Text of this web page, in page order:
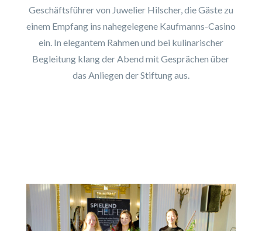
Geschäftsführer von Juwelier Hilscher, die Gäste zu
einem Empfang ins nahegelegene Kaufmanns-Casino
ein. In elegantem Rahmen und bei kulinarischer
Begleitung klang der Abend mit Gesprächen über
das Anliegen der Stiftung aus.